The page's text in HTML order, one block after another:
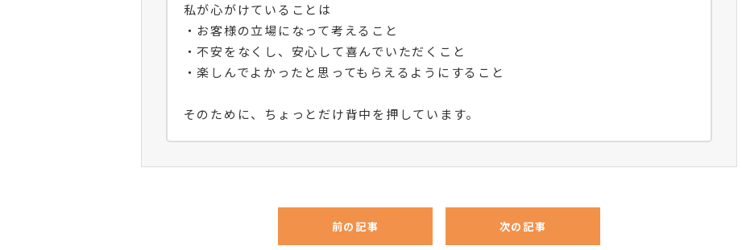
私が心がけていることは
・お客様の立場になって考えること
・不安をなくし、安心して喜んでいただくこと
・楽しんでよかったと思ってもらえるようにすること
そのために、ちょっとだけ背中を押しています。
前の記事 次の記事